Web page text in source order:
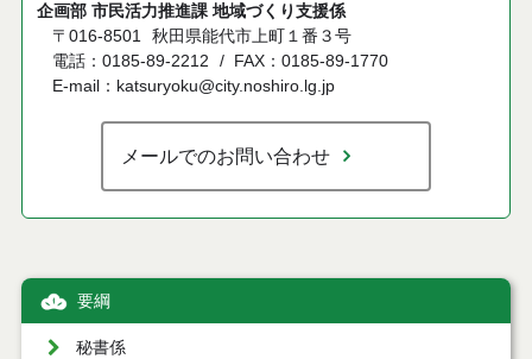
企画部 市民活力推進課 地域づくり支援係
〒016-8501
秋田県能代市上町１番３号
電話：0185-89-2212
FAX：0185-89-1770
E-mail：katsuryoku@city.noshiro.lg.jp
メールでのお問い合わせ
要綱
秘書係